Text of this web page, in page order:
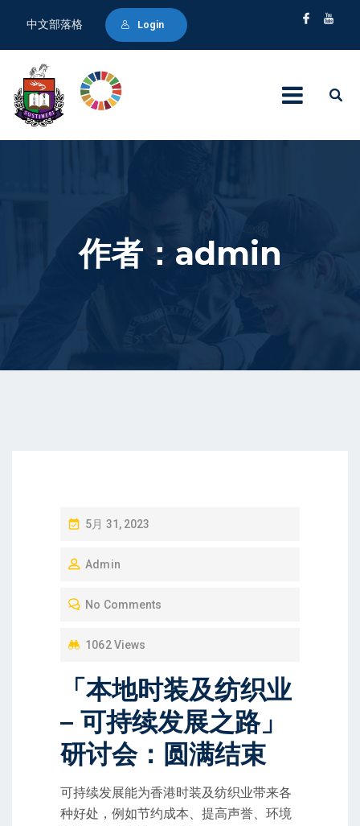
中文部落格 Login
作者： admin
P
S
N
5月 31, 2023
Admin
No Comments
1062 Views
「本地时装及纺织业
– 可持续发展之路」
研讨会：圆满结束
可持续发展能为香港时装及纺织业带来各
种好处，例如节约成本、提高声誉、环境